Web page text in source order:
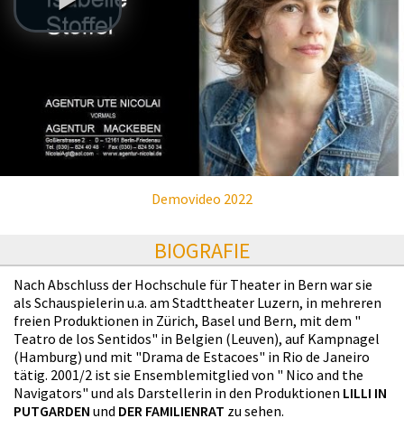
Demovideo 2022
BIOGRAFIE
Nach Abschluss der Hochschule für Theater in Bern war sie
als Schauspielerin u.a. am Stadttheater Luzern, in mehreren
freien Produktionen in Zürich, Basel und Bern, mit dem "
Teatro de los Sentidos" in Belgien (Leuven), auf Kampnagel
(Hamburg) und mit "Drama de Estacoes" in Rio de Janeiro
tätig. 2001/2 ist sie Ensemblemitglied von " Nico and the
Navigators" und als Darstellerin in den Produktionen LILLI IN
PUTGARDEN und DER FAMILIENRAT zu sehen.